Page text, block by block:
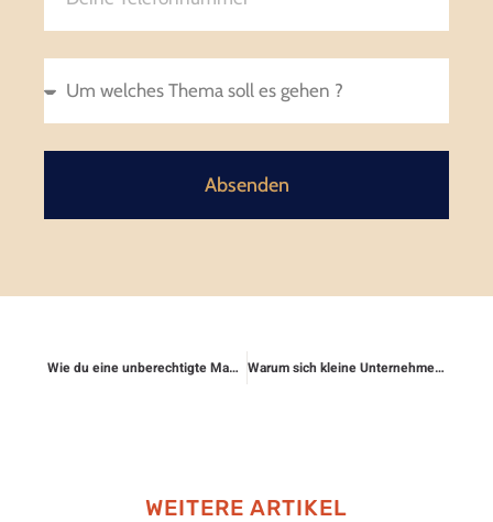
Absenden
Wie du eine unberechtigte Mahnung anfechten kannst Warum sich kleine Unternehmen gegen Kundenklagen absichern sollten
WEITERE ARTIKEL